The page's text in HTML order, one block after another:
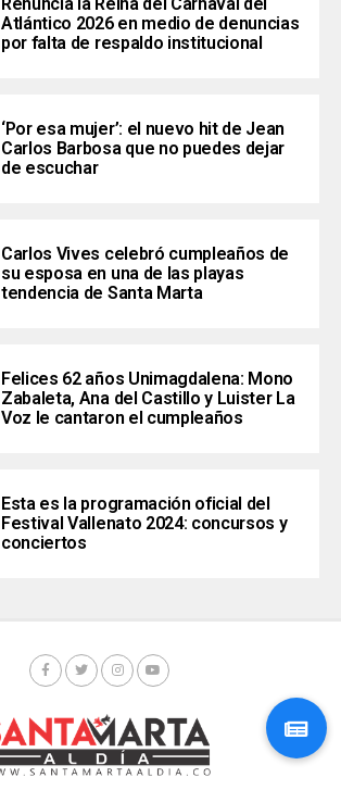
Atlántico 2026 en medio de denuncias
por falta de respaldo institucional
‘Por esa mujer’: el nuevo hit de Jean
Carlos Barbosa que no puedes dejar
de escuchar
Carlos Vives celebró cumpleaños de
su esposa en una de las playas
tendencia de Santa Marta
Felices 62 años Unimagdalena: Mono
Zabaleta, Ana del Castillo y Luister La
Voz le cantaron el cumpleaños
Esta es la programación oficial del
Festival Vallenato 2024: concursos y
conciertos